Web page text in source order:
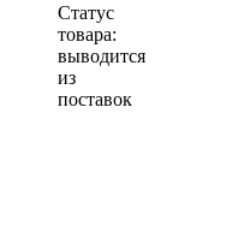
Статус
товара:
выводится
из
поставок